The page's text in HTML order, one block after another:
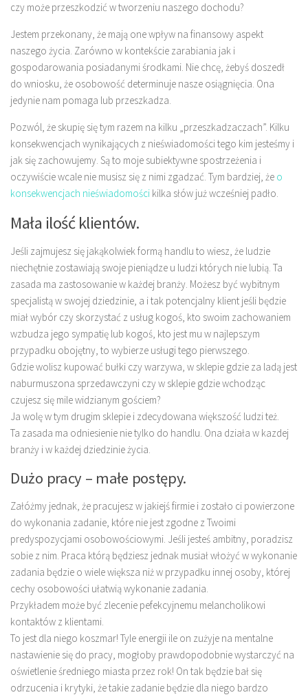
czy może przeszkodzić w tworzeniu naszego dochodu?
Jestem przekonany, że mają one wpływ na finansowy aspekt
naszego życia. Zarówno w kontekście zarabiania jak i
gospodarowania posiadanymi środkami. Nie chcę, żebyś doszedł
do wniosku, że osobowość determinuje nasze osiągnięcia. Ona
jedynie nam pomaga lub przeszkadza.
Pozwól, że skupię się tym razem na kilku „przeszkadzaczach”. Kilku
konsekwencjach wynikających z nieświadomości tego kim jesteśmy i
jak się zachowujemy. Są to moje subiektywne spostrzeżenia i
oczywiście wcale nie musisz się z nimi zgadzać. Tym bardziej, że o
konsekwencjach nieświadomości kilka słów już wcześniej padło.
Mała ilość klientów.
Jeśli zajmujesz się jakąkolwiek formą handlu to wiesz, że ludzie
niechętnie zostawiają swoje pieniądze u ludzi których nie lubią. Ta
zasada ma zastosowanie w każdej branży. Możesz być wybitnym
specjalistą w swojej dziedzinie, a i tak potencjalny klient jeśli będzie
miał wybór czy skorzystać z usług kogoś, kto swoim zachowaniem
wzbudza jego sympatię lub kogoś, kto jest mu w najlepszym
przypadku obojętny, to wybierze usługi tego pierwszego.
Gdzie wolisz kupować bułki czy warzywa, w sklepie gdzie za ladą jest
naburmuszona sprzedawczyni czy w sklepie gdzie wchodząc
czujesz się mile widzianym gościem?
Ja wolę w tym drugim sklepie i zdecydowana większość ludzi też.
Ta zasada ma odniesienie nie tylko do handlu. Ona działa w kazdej
branży i w każdej dziedzinie życia.
Dużo pracy – małe postępy.
Załóżmy jednak, że pracujesz w jakiejś firmie i zostało ci powierzone
do wykonania zadanie, które nie jest zgodne z Twoimi
predyspozycjami osobowościowymi. Jeśli jesteś ambitny, poradzisz
sobie z nim. Praca którą będziesz jednak musiał włożyć w wykonanie
zadania będzie o wiele większa niż w przypadku innej osoby, której
cechy osobowości ułatwią wykonanie zadania.
Przykładem może być zlecenie pefekcyjnemu melancholikowi
kontaktów z klientami.
To jest dla niego koszmar! Tyle energii ile on zużyje na mentalne
nastawienie się do pracy, mogłoby prawdopodobnie wystarczyć na
oświetlenie średniego miasta przez rok! On tak będzie bał się
odrzucenia i krytyki, że takie zadanie będzie dla niego bardzo